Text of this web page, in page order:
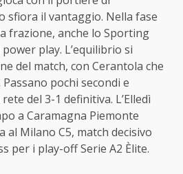
sfiora il vantaggio. Nella fase
frazione, anche lo Sporting
play. L’equilibrio si
del match, con Cerantola che
Passano pochi secondi e
del 3-1 definitiva. L’Elledì
a Caramagna Piemonte
al Milano C5, match decisivo
per i play-off Serie A2 Èlite.